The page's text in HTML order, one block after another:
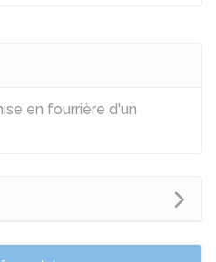
en fourrière d'un